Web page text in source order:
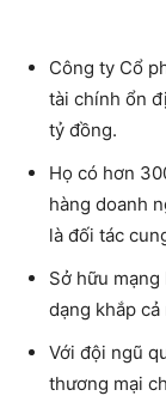
Công ty Cổ
tài chính ổn
tỷ đồng.
Họ có hơn
hàng doanh
là đối tác
Sở hữu
dạng khắp cả
Với đội ngũ
thương mại